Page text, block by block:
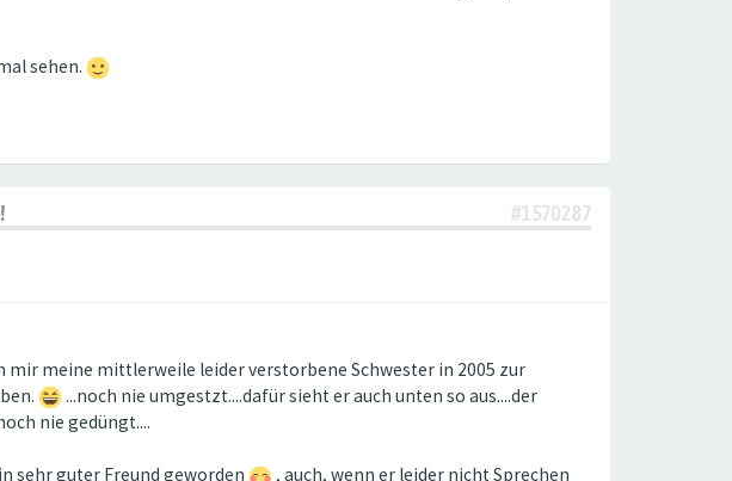
sehen.
#1570287
mir meine mittlerweile leider verstorbene Schwester in 2005 zur
...noch nie umgestzt....dafür sieht er auch unten so aus....der
nie gedüngt....
sehr guter Freund geworden , auch, wenn er leider nicht Sprechen